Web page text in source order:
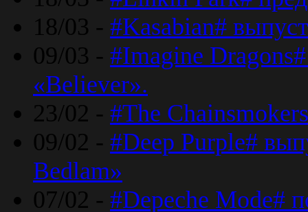
18/03 - #Kasabian#
09/03 - #Imagine
«Believer».
23/02 - #The
09/02 - #Deep Purple#
Bedlam»
07/02 - #Depeche Mode#